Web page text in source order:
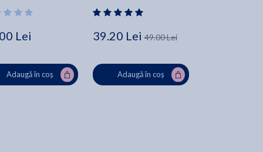
Lei
Adaugă în coș
39.20 Lei 49.00 Lei
Adaugă în coș